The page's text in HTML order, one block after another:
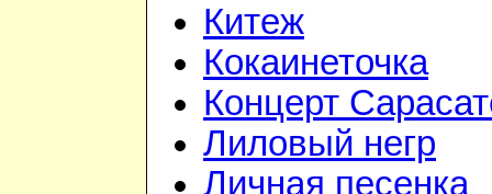
Китеж
Кокаинеточка
Концерт
Лиловый негр
Личная песенка